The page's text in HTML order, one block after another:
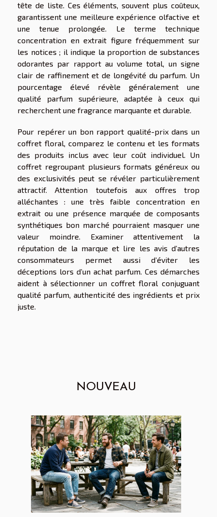
tête de liste. Ces éléments, souvent plus coûteux,
garantissent une meilleure expérience olfactive et
une tenue prolongée. Le terme technique
concentration en extrait figure fréquemment sur
les notices ; il indique la proportion de substances
odorantes par rapport au volume total, un signe
clair de raffinement et de longévité du parfum. Un
pourcentage élevé révèle généralement une
qualité parfum supérieure, adaptée à ceux qui
recherchent une fragrance marquante et durable.
Pour repérer un bon rapport qualité-prix dans un
coffret floral, comparez le contenu et les formats
des produits inclus avec leur coût individuel. Un
coffret regroupant plusieurs formats généreux ou
des exclusivités peut se révéler particulièrement
attractif. Attention toutefois aux offres trop
alléchantes : une très faible concentration en
extrait ou une présence marquée de composants
synthétiques bon marché pourraient masquer une
valeur moindre. Examiner attentivement la
réputation de la marque et lire les avis d’autres
consommateurs permet aussi d’éviter les
déceptions lors d’un achat parfum. Ces démarches
aident à sélectionner un coffret floral conjuguant
qualité parfum, authenticité des ingrédients et prix
juste.
NOUVEAU